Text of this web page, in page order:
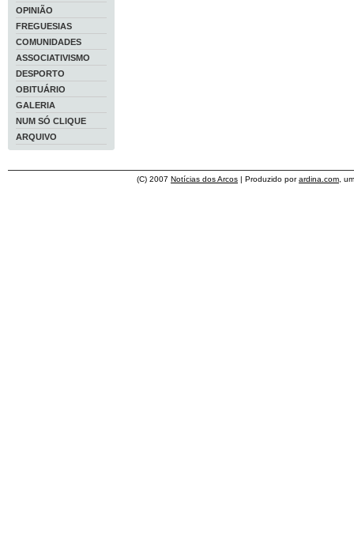
OPINIÃO
FREGUESIAS
COMUNIDADES
ASSOCIATIVISMO
DESPORTO
OBITUÁRIO
GALERIA
NUM SÓ CLIQUE
ARQUIVO
(C) 2007 Notícias dos Arcos | Produzido porardina.com ,